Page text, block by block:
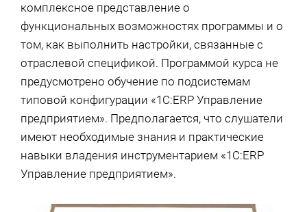
комплексное представление о
функциональных возможностях программы и о
том, как выполнить настройки, связанные с
отраслевой спецификой. Программой курса не
предусмотрено обучение по подсистемам
типовой конфигурации «1С:ERP Управление
предприятием». Предполагается, что слушатели
имеют необходимые знания и практические
навыки владения инструментарием «1С:ERP
Управление предприятием».